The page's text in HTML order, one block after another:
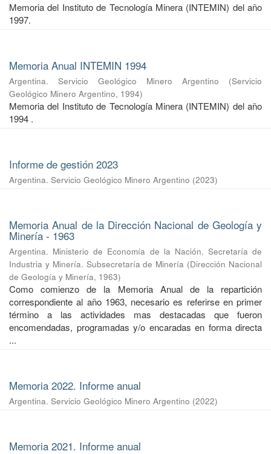
Memoria del Instituto de Tecnología Minera (INTEMIN) del año
1997.
Memoria Anual INTEMIN 1994
Argentina. Servicio Geológico Minero Argentino (Servicio
Geológico Minero Argentino, 1994)
Memoria del Instituto de Tecnología Minera (INTEMIN) del año
1994 .
Informe de gestión 2023
Argentina. Servicio Geológico Minero Argentino (2023)
Memoria Anual de la Dirección Nacional de Geología y
Minería - 1963
Argentina. Ministerio de Economía de la Nación. Secretaría de
Industria y Minería. Subsecretaría de Minería (Dirección Nacional
de Geología y Minería, 1963)
Como comienzo de la Memoria Anual de la repartición
correspondiente al año 1963, necesario es referirse en primer
término a las actividades mas destacadas que fueron
encomendadas, programadas y/o encaradas en forma directa
...
Memoria 2022. Informe anual
Argentina. Servicio Geológico Minero Argentino (2022)
Memoria 2021. Informe anual